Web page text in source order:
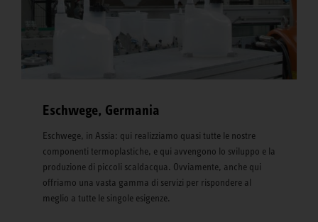
Eschwege, Germania
Eschwege, in Assia: qui realizziamo quasi tutte le nostre
componenti termoplastiche, e qui avvengono lo sviluppo e la
produzione di piccoli scaldacqua. Ovviamente, anche qui
offriamo una vasta gamma di servizi per rispondere al
meglio a tutte le singole esigenze.